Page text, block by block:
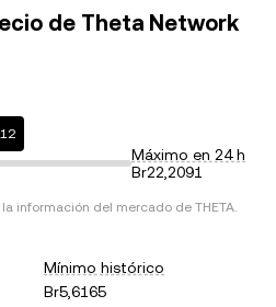
de Theta Network
Máximo en 24 h
Br22,2091
información del mercado de THETA.
Mínimo histórico
Br5,6165